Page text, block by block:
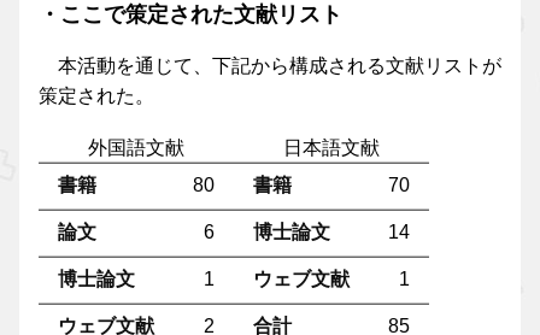
・ここで策定された文献リスト
本活動を通じて、下記から構成される文献リストが
策定された。
外国語文献
書籍
80
論文 6
博士論文 1
ウェブ文献 2
日本語文献
書籍
70
博士論文 14
ウェブ文献 1
合計 85